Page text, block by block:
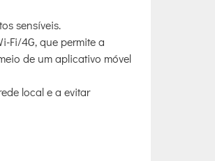
sensíveis.
Fi/4G, que permite a
de um aplicativo móvel
local e a evitar